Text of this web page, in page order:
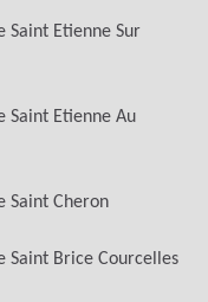
Saint Etienne Sur
Saint Etienne Au
Saint Cheron
Saint Brice Courcelles